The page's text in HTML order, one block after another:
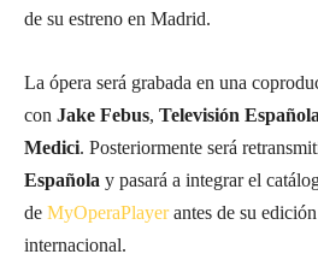
de su estreno en Madrid.
La ópera será grabada en una
con Jake Febus, Televisión
Medici. Posteriormente será
Española y pasará a integrar el
de MyOperaPlayerantes de su
internacional.